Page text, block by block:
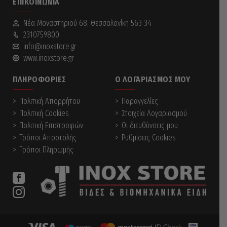
options
be
chosen
on
the
product
Νέα Mοναστηριού 68, Θεσσαλονίκη 563 34
2310759800
info@inoxstore.gr
www.inoxstore.gr
ΠΛΗΡΟΦΟΡΊΕΣ
Πολιτική Απορρήτου
Πολιτική Cookies
Πολιτική Επιστροφών
Τρόποι Αποστολής
Τρόποι Πληρωμής
Ο ΛΟΓΑΡΙΑΣΜΌΣ ΜΟΥ
Παραγγελίες
Στοιχεία Λογαριασμού
Οι διευθύνσεις μου
Ρυθμίσεις Cookies